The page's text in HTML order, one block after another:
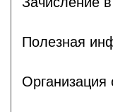
Полезная
Организация